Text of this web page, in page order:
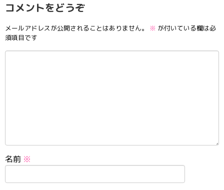
コメントをどうぞ
メールアドレスが公開されることはありません。 ※ が付いている欄は必
須項目です
名前 ※